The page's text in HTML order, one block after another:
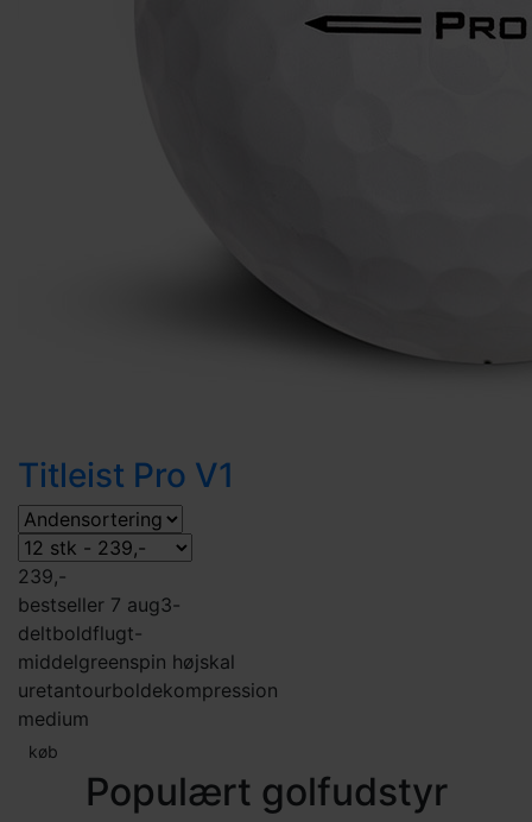
Titleist Pro V1
239,-
bestseller 7 aug3-
deltboldflugt-
middelgreenspin højskal
uretantourboldekompression
medium
køb
Populært golfudstyr